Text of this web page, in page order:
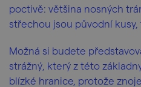
poctivě: většina nosných
střechou jsou původní
Možná si budete
strážný, který z této
blízké hranice, protože